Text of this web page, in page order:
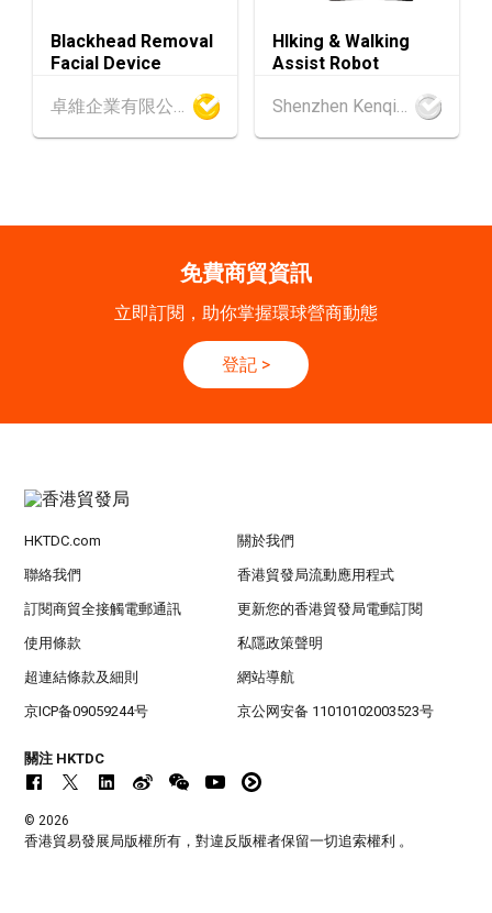
nt自動化 • 智能物流 • 貿易增長新布局
SEP
20.09.2026 - 24.09.2026
運輸物流學會國際會議 2026
13.10.2026 - 16.10.2026
國際電子組件及生產技術展 2026 (香港會議展
覽中心)
13.10.2026 - 16.10.2026
香港貿發局香港秋季電子產品展 2026 (香港會
Blackhead Removal
Facial Device
卓維企業有限公司
HIking & Walking
Assist Robot
Shenzhen Kenqing Technology Co., Ltd.
免費商貿資訊
立即訂閱，助你掌握環球營商動態
登記 >
HKTDC.com 關於我們
聯絡我們 香港貿發局流動應用程式
訂閱商貿全接觸電郵通訊 更新您的香港貿發局電郵訂閱
使用條款 私隱政策聲明
超連結條款及細則 網站導航
京ICP备09059244号 京公网安备 11010102003523号
關注 HKTDC
© 2026
香港貿易發展局版權所有，對違反版權者保留一切追索權利 。